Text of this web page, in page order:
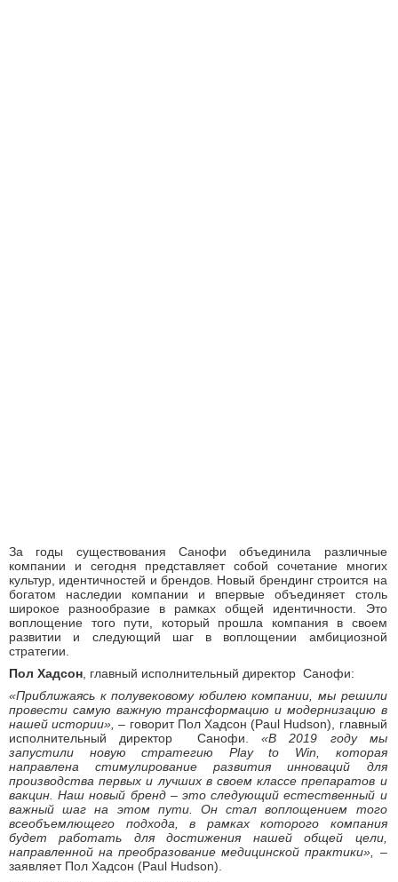
За годы существования Санофи объединила различные
компании и сегодня представляет собой сочетание многих
культур, идентичностей и брендов. Новый брендинг строится на
богатом наследии компании и впервые объединяет столь
широкое разнообразие в рамках общей идентичности. Это
воплощение того пути, который прошла компания в своем
развитии и следующий шаг в воплощении амбициозной
стратегии.
Пол Хадсон , главный исполнительный директор Санофи:
«Приближаясь к полувековому юбилею компании, мы решили
провести самую важную трансформацию и модернизацию в
нашей истории», – говорит Пол Хадсон (Paul Hudson), главный
исполнительный директор Санофи.
«В 2019 году мы
запустили новую стратегию Play to Win , которая
направлена стимулирование развития инноваций для
производства первых и лучших в своем классе препаратов и
вакцин. Наш новый бренд – это следующий естественный и
важный шаг на этом пути. Он стал воплощением того
всеобъемлющего подхода, в рамках которого компания
будет работать для достижения нашей общей цели,
направленной на преобразование медицинской практики», –
заявляет Пол Хадсон (Paul Hudson).